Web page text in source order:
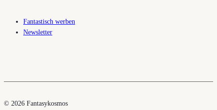
Fantastisch werben
Newsletter
© 2026 Fantasykosmos